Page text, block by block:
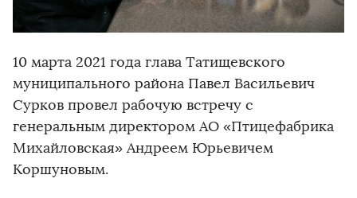
10 марта 2021 года глава Татищевского
муниципального района Павел Васильевич
Сурков провел рабочую встречу с
генеральным директором АО «Птицефабрика
Михайловская» Андреем Юрьевичем
Коршуновым.